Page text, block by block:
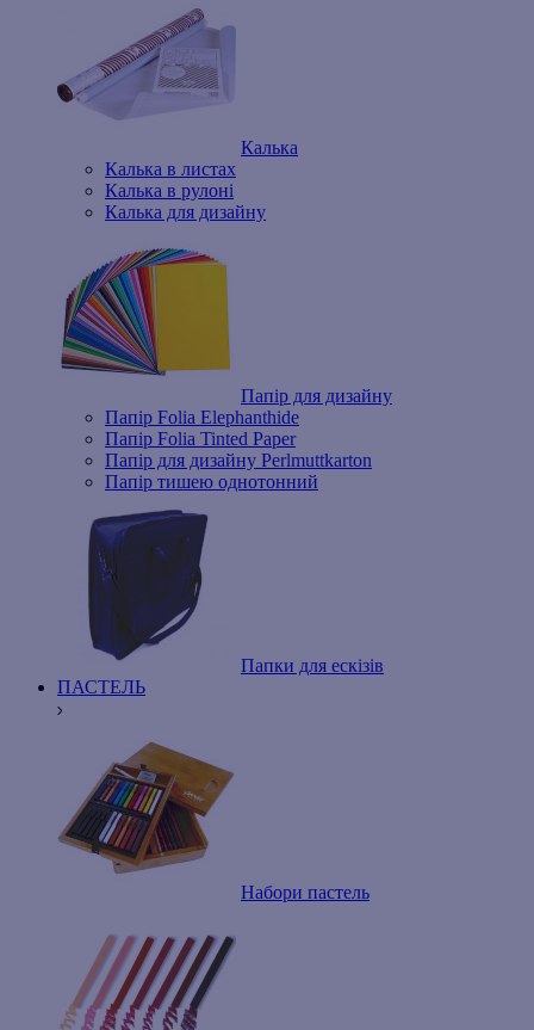
Калька
Калька в листах
Калька в рулоні
Калька для дизайну
Папір для дизайну
Папір Folia Elephanthide
Папір Folia Tinted Paper
Папір для дизайну Perlmuttkarton
Папір тишею однотонний
Папки для ескізів
ПАСТЕЛЬ
Набори пастель